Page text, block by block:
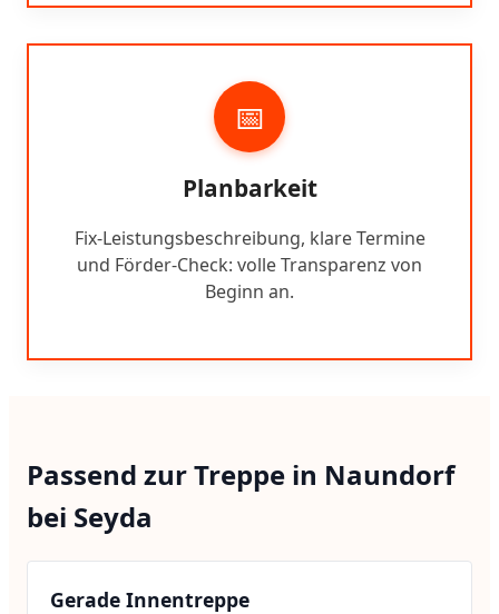
📅
Planbarkeit
Fix-Leistungsbeschreibung, klare Termine
und Förder-Check: volle Transparenz von
Beginn an.
Passend zur Treppe in Naundorf
bei Seyda
Gerade Innentreppe